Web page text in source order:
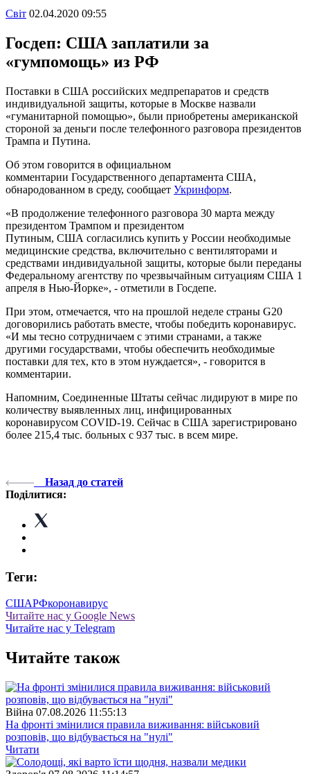
Свiт 02.04.2020 09:55
Госдеп: США заплатили за
«гумпомощь» из РФ
Поставки в США российских медпрепаратов и средств
индивидуальной защиты, которые в Москве назвали
«гуманитарной помощью», были приобретены американской
стороной за деньги после телефонного разговора президентов
Трампа и Путина.
Об этом говорится в официальном
комментарии Государственного департамента США,
обнародованном в среду, сообщает Укринформ.
«В продолжение телефонного разговора 30 марта между
президентом Трампом и президентом
Путиным, США согласились купить у России необходимые
медицинские средства, включительно с вентиляторами и
средствами индивидуальной защиты, которые были переданы
Федеральному агентству по чрезвычайным ситуациям США 1
апреля в Нью-Йорке», - отметили в Госдепе.
При этом, отмечается, что на прошлой неделе страны G20
договорились работать вместе, чтобы победить коронавирус.
«И мы тесно сотрудничаем с этими странами, а также
другими государствами, чтобы обеспечить необходимые
поставки для тех, кто в этом нуждается», - говорится в
комментарии.
Напомним, Соединенные Штаты сейчас лидируют в мире по
количеству выявленных лиц, инфицированных
коронавирусом COVID-19. Сейчас в США зарегистрировано
более 215,4 тыс. больных с 937 тыс. в всем мире.
Назад до статей
Поділитися:
Теги:
СШАРФкоронавирус
Читайте нас у Google News
Читайте нас у Telegram
Читайте також
Війна 07.08.2026 11:55:13
На фронті змінилися правила виживання: військовий
розповів, що відбувається на "нулі"
Читати